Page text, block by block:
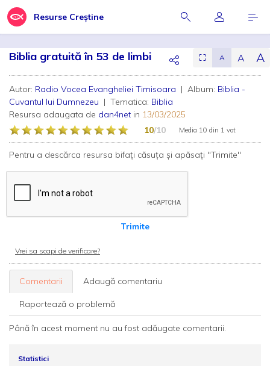
Resurse Creștine
Biblia gratuită în 53 de limbi ⛶ A A A
Autor: Radio Vocea Evangheliei Timisoara | Album: Biblia -
Cuvantul lui Dumnezeu | Tematica: Biblia
Resursa adaugata de dan4net in 13/03/2025
10/10 Media 10 din 1 vot
Pentru a descărca resursa bifați căsuța și apăsați "Trimite"
Trimite
Vrei sa scapi de verificare?
Comentarii Adaugă comentariu
Raportează o problemă
Până în acest moment nu au fost adăugate comentarii.
Statistici